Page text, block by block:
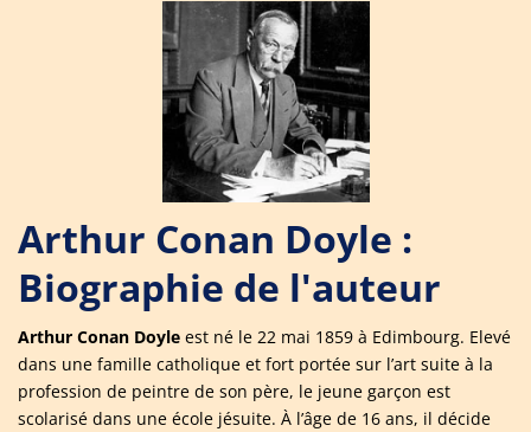
Arthur Conan Doyle :
Biographie de l'auteur
Arthur Conan Doyle est né le 22 mai 1859 à Edimbourg. Elevé
dans une famille catholique et fort portée sur l’art suite à la
profession de peintre de son père, le jeune garçon est
scolarisé dans une école jésuite. À l’âge de 16 ans, il décide